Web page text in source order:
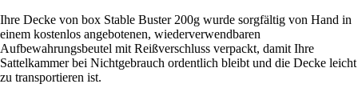
Ihre Decke von box Stable Buster 200g wurde sorgfältig von Hand in
einem kostenlos angebotenen, wiederverwendbaren
Aufbewahrungsbeutel mit Reißverschluss verpackt, damit Ihre
Sattelkammer bei Nichtgebrauch ordentlich bleibt und die Decke leicht
zu transportieren ist.